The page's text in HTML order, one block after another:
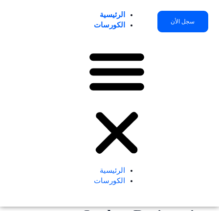
المحتوىسجل الأن
الرئيسية
الكورسات
الرئيسية
الكورسات